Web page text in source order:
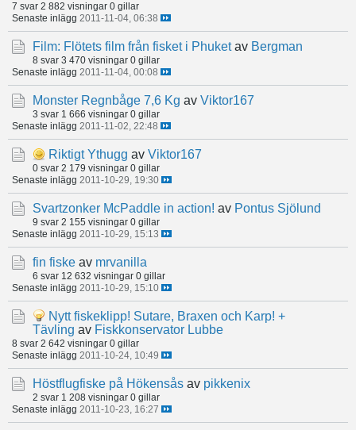
7 svar 2 882 visningar 0 gillar
Senaste inlägg 2011-11-04, 06:38
Film: Flötets film från fisket i Phuket av Bergman
8 svar 3 470 visningar 0 gillar
Senaste inlägg 2011-11-04, 00:08
Monster Regnbåge 7,6 Kg av Viktor167
3 svar 1 666 visningar 0 gillar
Senaste inlägg 2011-11-02, 22:48
Riktigt Ythugg av Viktor167
0 svar 2 179 visningar 0 gillar
Senaste inlägg 2011-10-29, 19:30
Svartzonker McPaddle in action! av Pontus Sjölund
9 svar 2 155 visningar 0 gillar
Senaste inlägg 2011-10-29, 15:13
fin fiske av mrvanilla
6 svar 12 632 visningar 0 gillar
Senaste inlägg 2011-10-29, 15:10
Nytt fiskeklipp! Sutare, Braxen och Karp! +
Tävling av Fiskkonservator Lubbe
8 svar 2 642 visningar 0 gillar
Senaste inlägg 2011-10-24, 10:49
Höstflugfiske på Hökensås av pikkenix
2 svar 1 208 visningar 0 gillar
Senaste inlägg 2011-10-23, 16:27